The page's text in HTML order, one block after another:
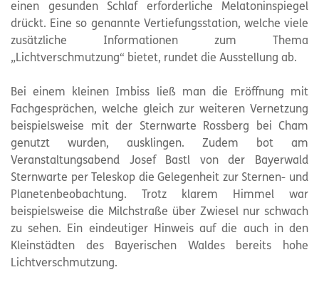
einen gesunden Schlaf erforderliche Melatoninspiegel
drückt. Eine so genannte Vertiefungsstation, welche viele
zusätzliche Informationen zum Thema
„Lichtverschmutzung“ bietet, rundet die Ausstellung ab.
Bei einem kleinen Imbiss ließ man die Eröffnung mit
Fachgesprächen, welche gleich zur weiteren Vernetzung
beispielsweise mit der Sternwarte Rossberg bei Cham
genutzt wurden, ausklingen. Zudem bot am
Veranstaltungsabend Josef Bastl von der Bayerwald
Sternwarte per Teleskop die Gelegenheit zur Sternen- und
Planetenbeobachtung. Trotz klarem Himmel war
beispielsweise die Milchstraße über Zwiesel nur schwach
zu sehen. Ein eindeutiger Hinweis auf die auch in den
Kleinstädten des Bayerischen Waldes bereits hohe
Lichtverschmutzung.